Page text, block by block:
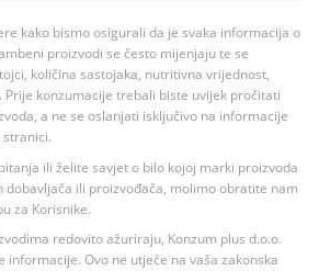
kako bismo osigurali da je svaka informacija o
proizvodi se često mijenjaju te se
količina sastojaka, nutritivna vrijednost,
konzumacije trebali biste uvijek pročitati
a ne se oslanjati isključivo na informacije
stranici.
ili želite savjet o bilo kojoj marki proizvoda
dobavljača ili proizvođača, molimo obratite nam
za Korisnike.
redovito ažuriraju, Konzum plus d.o.o.
informacije. Ovo ne utječe na vaša zakonska